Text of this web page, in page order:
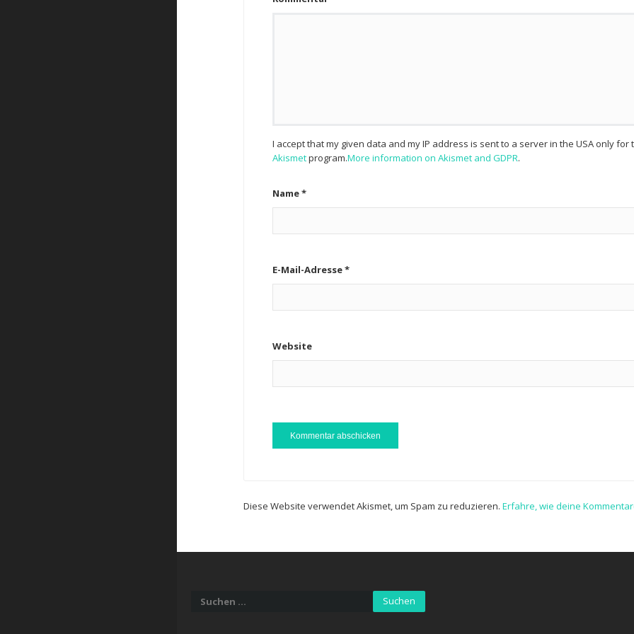
I accept that my given data and my IP address is sent to a server in the USA only
Akismetprogram.More information on Akismet and GDPR.
Name*
E-Mail-Adresse*
Website
Diese Website verwendet Akismet, um Spam zu reduzieren. Erfahre, wie deine
Suchen
nach: